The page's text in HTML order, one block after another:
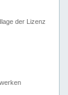
der Lizenz